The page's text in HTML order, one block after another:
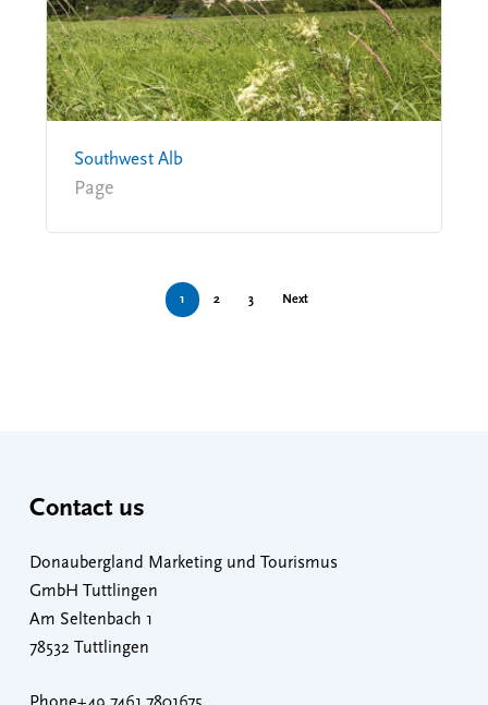
Southwest Alb
Page
1 2 3 Next
Contact us
Donaubergland Marketing und Tourismus
GmbH Tuttlingen
Am Seltenbach 1
78532 Tuttlingen